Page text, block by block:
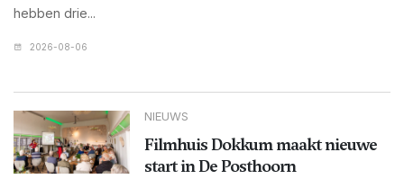
hebben drie...
2026-08-06
NIEUWS
Filmhuis Dokkum maakt nieuwe
start in De Posthoorn